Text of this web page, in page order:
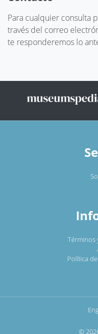
Para cualquier consulta
través del correo
te responderemos lo
Términos
Política
©